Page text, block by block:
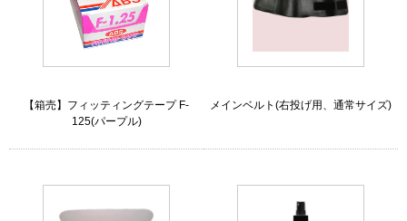
【箱売】フィッティングテープ F-
125(パープル)
メインベルト(右投げ用、通常サイズ)